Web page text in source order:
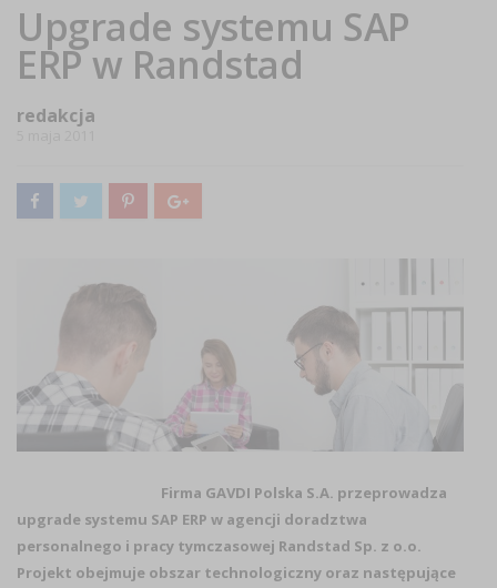
Upgrade systemu SAP
ERP w Randstad
redakcja
Firma GAVDI Polska S.A. przeprowadza
upgrade systemu SAP ERP w agencji doradztwa
personalnego i pracy tymczasowej Randstad Sp. z o.o.
Projekt obejmuje obszar technologiczny oraz następujące